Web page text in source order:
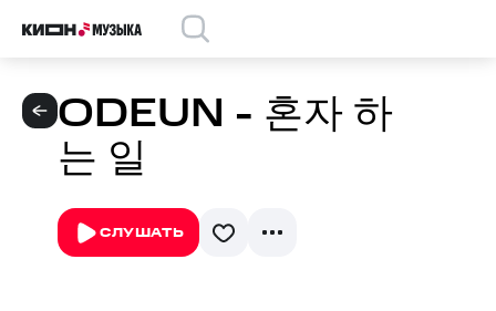
ODEUN - 혼자 하
는 일
СЛУШАТЬ